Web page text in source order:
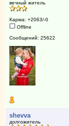
вечный житель
Карма: +2063/-0
Offline
Сообщений: 25622
shevva
долгожитель